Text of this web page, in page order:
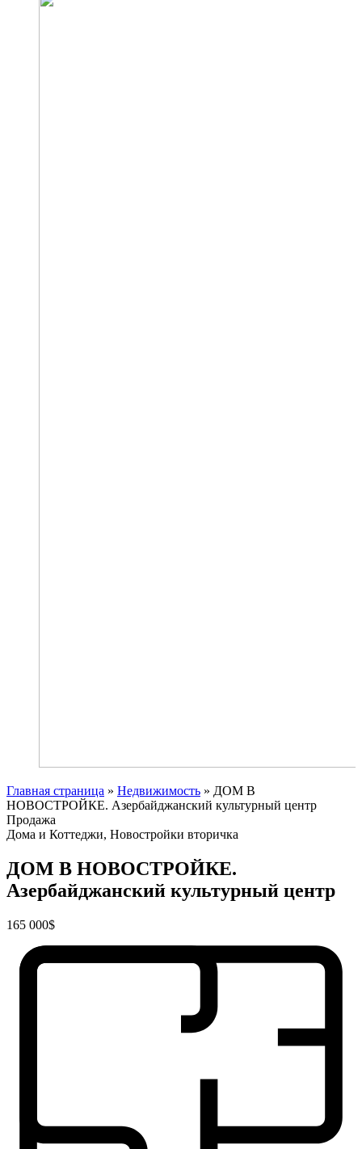
Главная страница » Недвижимость » ДОМ В
НОВОСТРОЙКЕ. Азербайджанский культурный центр
Продажа
Дома и Коттеджи, Новостройки вторичка
ДОМ В НОВОСТРОЙКЕ.
Азербайджанский культурный центр
165 000$